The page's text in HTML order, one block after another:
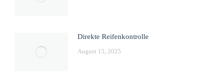
Direkte Reifenkontrolle
August 15, 2025